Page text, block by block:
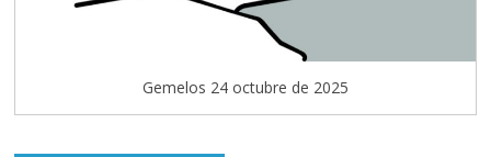
Gemelos 24 octubre de 2025